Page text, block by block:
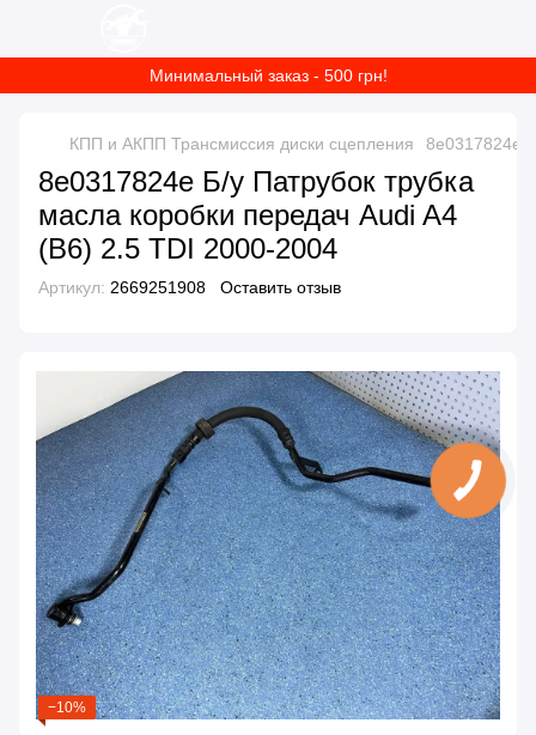
Минимальный заказ - 500 грн!
КПП и АКПП Трансмиссия диски сцепления 8e0317824e
8e0317824e Б/у Патрубок трубка
масла коробки передач Audi A4
(B6) 2.5 TDI 2000-2004
Артикул: 2669251908 Оставить отзыв
−10%